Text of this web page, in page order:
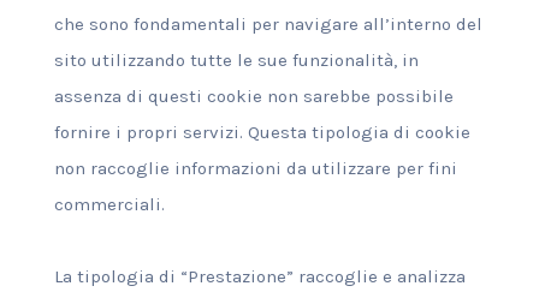
che sono fondamentali per navigare all’interno del
sito utilizzando tutte le sue funzionalità, in
assenza di questi cookie non sarebbe possibile
fornire i propri servizi. Questa tipologia di cookie
non raccoglie informazioni da utilizzare per fini
commerciali.
La tipologia di “Prestazione” raccoglie e analizza